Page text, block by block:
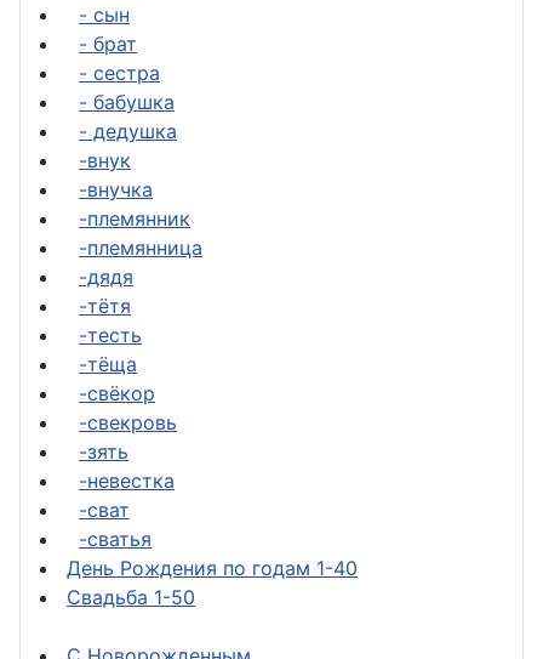
- сын
- брат
- сестра
- бабушка
- дедушка
-внук
-внучка
-племянник
-племянница
-дядя
-тётя
-тесть
-тёща
-свёкор
-свекровь
-зять
-невестка
-сват
-сватья
День Рождения по годам 1-40
Свадьба 1-50